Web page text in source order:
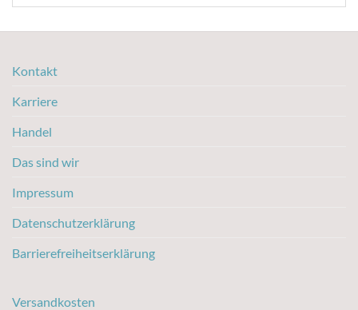
Kontakt
Karriere
Handel
Das sind wir
Impressum
Datenschutzerklärung
Barrierefreiheitserklärung
Versandkosten